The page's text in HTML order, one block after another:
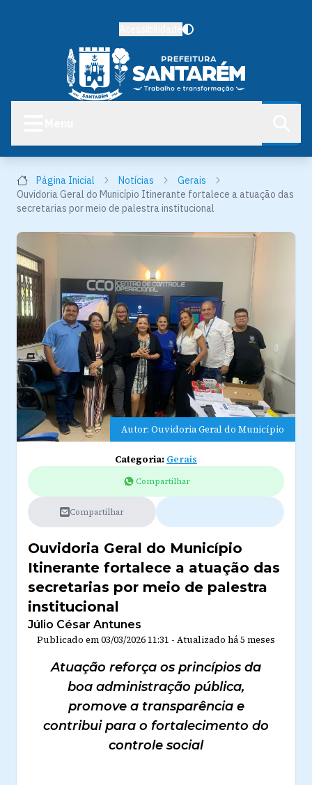
Página Inicial Notícias
Gerais
Ouvidoria Geral do Município Itinerante fortalece a atuação das
secretarias por meio de palestra institucional
Autor: Ouvidoria Geral do Município
Categoria: Gerais
Compartilhar
Compartilhar
Ouvidoria Geral do Município
Itinerante fortalece a atuação das
secretarias por meio de palestra
institucional
Júlio César Antunes
Publicado em03/03/2026 11:31 - Atualizado há 5 meses
Atuação reforça os princípios da
boa administração pública,
promove a transparência e
contribui para o fortalecimento do
controle social